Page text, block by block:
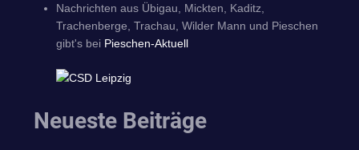
Nachrichten aus Übigau, Mickten, Kaditz,
Trachenberge, Trachau, Wilder Mann und Pieschen
gibt's bei Pieschen-Aktuell
Neueste Beiträge